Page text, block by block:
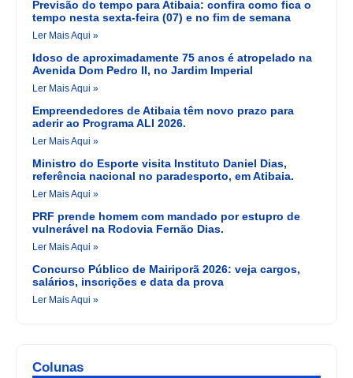
Previsão do tempo para Atibaia: confira como fica o
tempo nesta sexta-feira (07) e no fim de semana
Ler Mais Aqui »
Idoso de aproximadamente 75 anos é atropelado na
Avenida Dom Pedro II, no Jardim Imperial
Ler Mais Aqui »
Empreendedores de Atibaia têm novo prazo para
aderir ao Programa ALI 2026.
Ler Mais Aqui »
Ministro do Esporte visita Instituto Daniel Dias,
referência nacional no paradesporto, em Atibaia.
Ler Mais Aqui »
PRF prende homem com mandado por estupro de
vulnerável na Rodovia Fernão Dias.
Ler Mais Aqui »
Concurso Público de Mairiporã 2026: veja cargos,
salários, inscrições e data da prova
Ler Mais Aqui »
Colunas